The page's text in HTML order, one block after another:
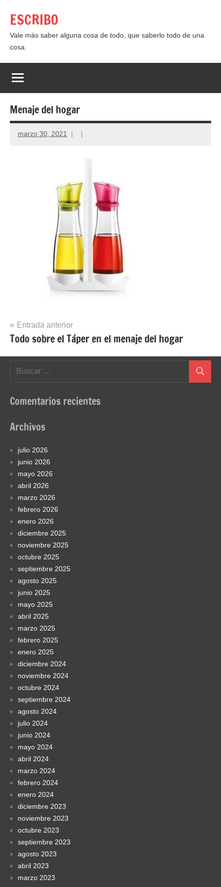
contenido
ESCRIBO
Vale más saber alguna cosa de todo, que saberlo todo de una
cosa.
Menaje del hogar
marzo 30, 2021
Navegación
de
entradas
Entrada anterior
Todo sobre el Táper en el menaje del hogar
Buscar
Comentarios recientes
Archivos
julio 2026
junio 2026
mayo 2026
abril 2026
marzo 2026
febrero 2026
enero 2026
diciembre 2025
noviembre 2025
octubre 2025
septiembre 2025
agosto 2025
junio 2025
mayo 2025
abril 2025
marzo 2025
febrero 2025
enero 2025
diciembre 2024
noviembre 2024
octubre 2024
septiembre 2024
agosto 2024
julio 2024
junio 2024
mayo 2024
abril 2024
marzo 2024
febrero 2024
enero 2024
diciembre 2023
noviembre 2023
octubre 2023
septiembre 2023
agosto 2023
abril 2023
marzo 2023